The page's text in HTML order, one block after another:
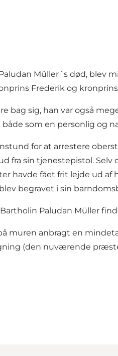
Müller´s død,
Frederik og
bag sig, han var også
som en personlig og
for at arrestere
fra sin tjenestepistol.
havde fået frit lejde ud af
begravet i sin
Paludan Müller
muren anbragt en
(den nuværende